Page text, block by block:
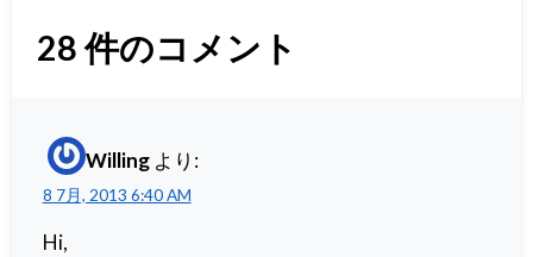
28件のコメント
Willing より:
8 7月, 2013 6:40 AM
Hi,